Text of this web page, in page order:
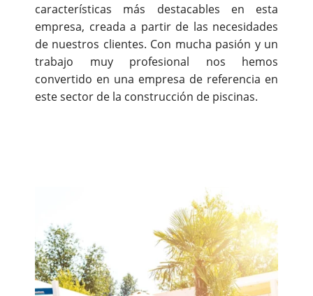
características más destacables en esta
empresa, creada a partir de las necesidades
de nuestros clientes. Con mucha pasión y un
trabajo muy profesional nos hemos
convertido en una empresa de referencia en
este sector de la construcción de piscinas.